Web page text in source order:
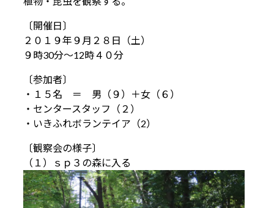
〔開催日〕
２０１９年９月２８日（土）
９時30分～12時４０分
〔参加者〕
・１５名 ＝ 男（９）＋女（６）
・センタースタッフ（２）
・いきふれボランテイア（2）
〔観察会の様子〕
（１）ｓｐ３の森に入る